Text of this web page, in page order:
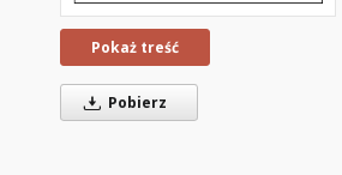
Pokaż treść
Pobierz